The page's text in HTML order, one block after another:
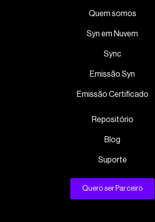
Quem somos
Syn em Nuvem
Sync
Emissão Syn
Emissão Certificado
Repositório
Blog
Suporte
Quero ser Parceiro